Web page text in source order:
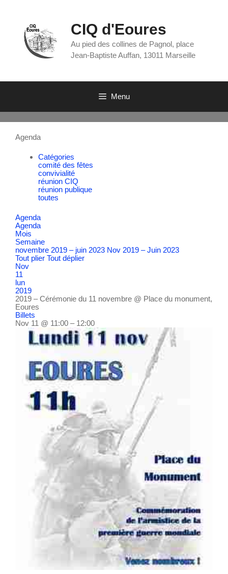
CIQ d'Eoures
Au pied des collines de Pagnol, place
Jean-Baptiste Auffan, 13011 Marseille
Menu
Agenda
Catégories
comité des fêtes
convivialité
réunion CIQ
réunion publique
toutes
Agenda
Agenda
Mois
Semaine
novembre 2019 – juin 2023 Nov 2019 – Juin 2023
Tout plier Tout déplier
Nov
11
lun
2019
2019 – Cérémonie du 11 novembre @ Place du monument,
Eoures
Billets
Nov 11 @ 11:00 – 12:00